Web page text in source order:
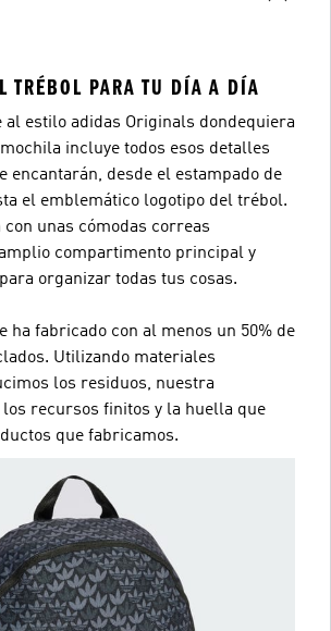
TRÉBOL PARA TU DÍA A DÍA
al estilo adidas Originals dondequiera
incluye todos esos detalles
encantarán, desde el estampado de
el emblemático logotipo del trébol.
con unas cómodas correas
compartimento principal y
organizar todas tus cosas.
ha fabricado con al menos un 50% de
Utilizando materiales
los residuos, nuestra
los recursos finitos y la huella que
que fabricamos.